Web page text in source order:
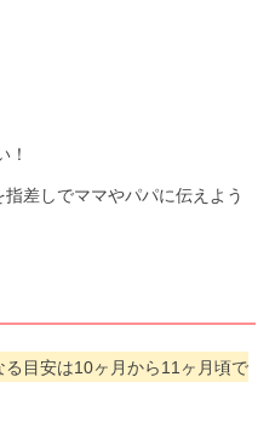
！
差しでママやパパに伝えよう
目安は10ヶ月から11ヶ月頃で